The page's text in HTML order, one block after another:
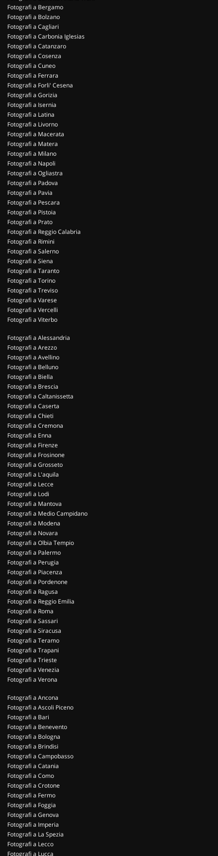
Fotografi a Bergamo
Fotografi a Bolzano
Fotografi a Cagliari
Fotografi a Carbonia Iglesias
Fotografi a Catanzaro
Fotografi a Cosenza
Fotografi a Cuneo
Fotografi a Ferrara
Fotografi a Forli' Cesena
Fotografi a Gorizia
Fotografi a Isernia
Fotografi a Latina
Fotografi a Livorno
Fotografi a Macerata
Fotografi a Matera
Fotografi a Milano
Fotografi a Napoli
Fotografi a Ogliastra
Fotografi a Padova
Fotografi a Pavia
Fotografi a Pescara
Fotografi a Pistoia
Fotografi a Prato
Fotografi a Reggio Calabria
Fotografi a Rimini
Fotografi a Salerno
Fotografi a Siena
Fotografi a Taranto
Fotografi a Torino
Fotografi a Treviso
Fotografi a Varese
Fotografi a Vercelli
Fotografi a Viterbo
Fotografi a Alessandria
Fotografi a Arezzo
Fotografi a Avellino
Fotografi a Belluno
Fotografi a Biella
Fotografi a Brescia
Fotografi a Caltanissetta
Fotografi a Caserta
Fotografi a Chieti
Fotografi a Cremona
Fotografi a Enna
Fotografi a Firenze
Fotografi a Frosinone
Fotografi a Grosseto
Fotografi a L'aquila
Fotografi a Lecce
Fotografi a Lodi
Fotografi a Mantova
Fotografi a Medio Campidano
Fotografi a Modena
Fotografi a Novara
Fotografi a Olbia Tempio
Fotografi a Palermo
Fotografi a Perugia
Fotografi a Piacenza
Fotografi a Pordenone
Fotografi a Ragusa
Fotografi a Reggio Emilia
Fotografi a Roma
Fotografi a Sassari
Fotografi a Siracusa
Fotografi a Teramo
Fotografi a Trapani
Fotografi a Trieste
Fotografi a Venezia
Fotografi a Verona
Fotografi a Ancona
Fotografi a Ascoli Piceno
Fotografi a Bari
Fotografi a Benevento
Fotografi a Bologna
Fotografi a Brindisi
Fotografi a Campobasso
Fotografi a Catania
Fotografi a Como
Fotografi a Crotone
Fotografi a Fermo
Fotografi a Foggia
Fotografi a Genova
Fotografi a Imperia
Fotografi a La Spezia
Fotografi a Lecco
Fotografi a Lucca